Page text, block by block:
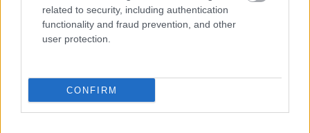
related to security, including authentication
functionality and fraud prevention, and other
user protection.
CONFIRM